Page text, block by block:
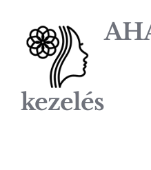
kezelés